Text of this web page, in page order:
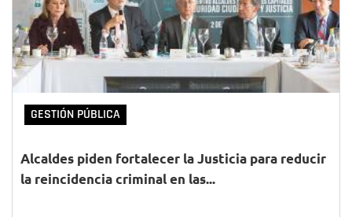
GESTIÓN PÚBLICA
Alcaldes piden fortalecer la Justicia para reducir
la reincidencia criminal en las...